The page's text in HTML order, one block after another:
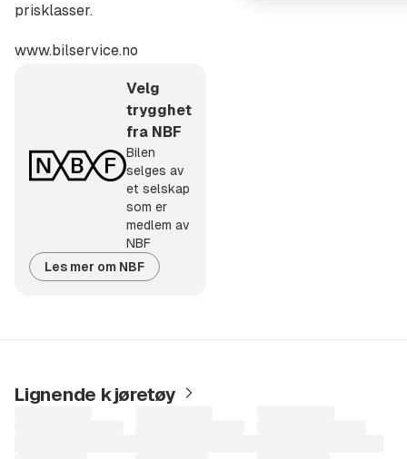
bilforhandlere, vi forhandler nye Volvo, Ford, BYD, MG,
biler i alle kategorier, prisklasser og merker.
www.bilservice.no
Med forbehold om feil i annonsen.
prisklasser.
www.bilservice.no
Velg
trygghet
fra NBF
Bilen
selges av
et selskap
som er
medlem av
NBF
Les mer om NBF
Lignende kjøretøy